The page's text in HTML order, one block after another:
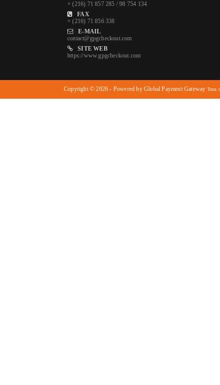
+ (216) 71 857 285 / 98 754 134
FAX
+ (216) 71 856 338
E-MAIL
contact@gpgcheckout.com
SITE WEB
https://www.gpgcheckout.com
Copyright © 2026 - Powered by Global Payment Gateway Tous